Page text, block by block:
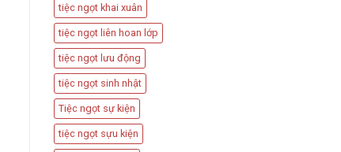
tiệc ngọt khai xuân
tiệc ngọt liên hoan lớp
tiệc ngọt lưu động
tiệc ngọt sinh nhật
Tiệc ngọt sự kiện
tiệc ngọt sựu kiện